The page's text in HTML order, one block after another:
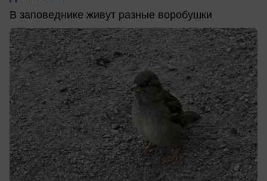
В заповеднике живут разные воробушки